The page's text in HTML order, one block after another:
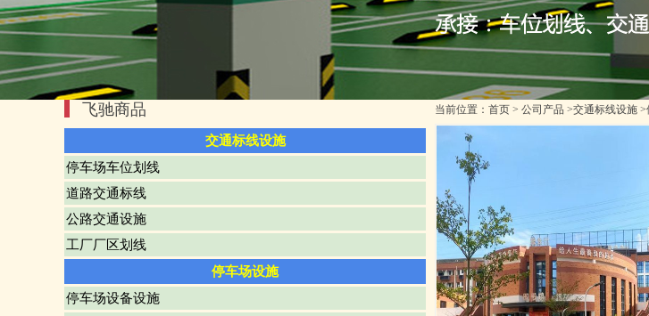
飞驰商品
交通标线设施
停车场车位划线
道路交通标线
公路交通设施
工厂厂区划线
停车场设施
停车场设备设施
限速标志牌
交通标志牌
当前位置： 首页 > 公司产品 >交通标线设施 >